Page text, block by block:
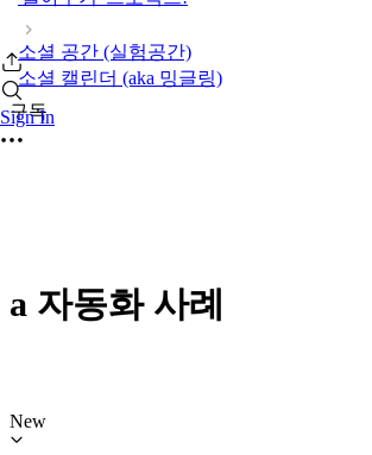
Sign In
소셜 공간 (실험공간)
소셜 캘린더 (aka 밍글링)
구독
a 자동화 사례
New